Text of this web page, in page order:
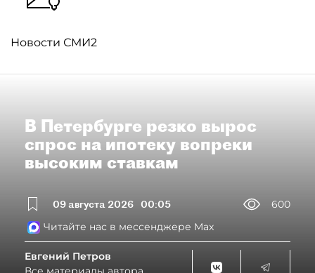
Новости СМИ2
В Петербурге резко вырос
спрос на ипотеку вопреки
высоким ставкам
09 августа 2026 00:05
600
Читайте нас в мессенджере Max
Евгений Петров